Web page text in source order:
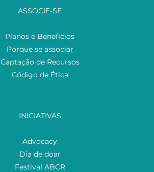
ASSOCIE-SE
Planos e Benefícios
Porque se associar
Captação de Recursos
Código de Ética
INICIATIVAS
Advocacy
Dia de doar
Festival ABCR